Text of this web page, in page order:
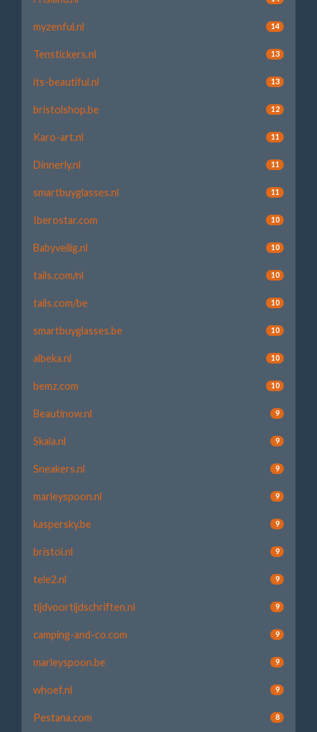
myzenful.nl 14
Tenstickers.nl 13
its-beautiful.nl 13
bristolshop.be 12
Karo-art.nl 11
Dinnerly.nl 11
smartbuyglasses.nl 11
Iberostar.com 10
Babyveilig.nl 10
tails.com/nl 10
tails.com/be 10
smartbuyglasses.be 10
albeka.nl 10
bemz.com 10
Beautinow.nl 9
Skala.nl 9
Sneakers.nl 9
marleyspoon.nl 9
kaspersky.be 9
bristol.nl 9
tele2.nl 9
tijdvoortijdschriften.nl 9
camping-and-co.com 9
marleyspoon.be 9
whoef.nl 9
Pestana.com 8